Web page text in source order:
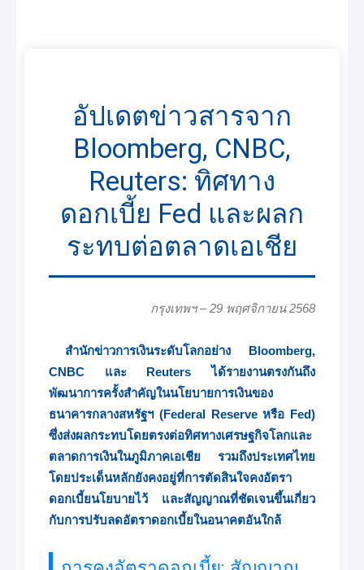
อัปเดตข่าวสารจาก
Bloomberg, CNBC,
Reuters: ทิศทาง
ดอกเบี้ย Fed และผลก
ระทบต่อตลาดเอเชีย
กรุงเทพฯ – 29 พฤศจิกายน 2568
สำนักข่าวการเงินระดับโลกอย่าง Bloomberg,
CNBC และ Reuters ได้รายงานตรงกันถึง
พัฒนาการครั้งสำคัญในนโยบายการเงินของ
ธนาคารกลางสหรัฐฯ (Federal Reserve หรือ Fed)
ซึ่งส่งผลกระทบโดยตรงต่อทิศทางเศรษฐกิจโลกและ
ตลาดการเงินในภูมิภาคเอเชีย รวมถึงประเทศไทย
โดยประเด็นหลักยังคงอยู่ที่การตัดสินใจคงอัตรา
ดอกเบี้ยนโยบายไว้ และสัญญาณที่ชัดเจนขึ้นเกี่ยว
กับการปรับลดอัตราดอกเบี้ยในอนาคตอันใกล้